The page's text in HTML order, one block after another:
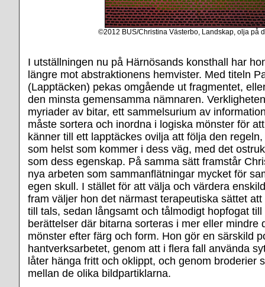
©2012 BUS/Christina Västerbo, Landskap, olja på
I utställningen nu på Härnösands konsthall har
längre mot abstraktionens hemvister. Med titeln
(Lapptäcken) pekas omgående ut fragmentet,
den minsta gemensamma nämnaren.
myriader av bitar, ett sammelsurium av
måste sortera och inordna i logiska mönster för
känner till ett lapptäckes ovilja att följa den
som helst som kommer i dess väg, med det
som dess egenskap. På samma sätt framstår
nya arbeten som sammanflätningar mycket för
egen skull. I stället för att välja och värdera
fram väljer hon det närmast terapeutiska sättet
till tals, sedan långsamt och tålmodigt hopfogat till
berättelser där bitarna sorteras i mer eller mindre
mönster efter färg och form. Hon gör en särskild
hantverksarbetet, genom att i flera fall använda
låter hänga fritt och oklippt, och genom broderier
mellan de olika bildpartiklarna.